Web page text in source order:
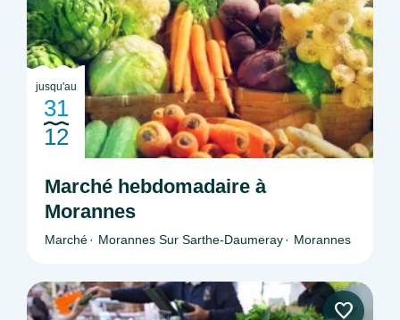
jusqu'au
31
12
Marché hebdomadaire à
Morannes
Marché Morannes Sur Sarthe-Daumeray Morannes